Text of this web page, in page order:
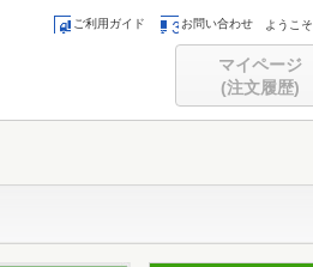
ご利用ガイド お問い合わせ ようこそ
マイページ
(注文履歴)